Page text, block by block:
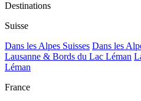
Destinations
Suisse
Dans les Alpes Suisses Dans les
Lausanne & Bords du Lac Léman
Léman
France